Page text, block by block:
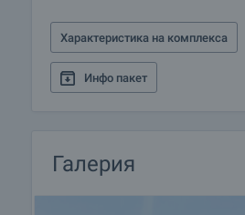
медицинско и автомобилно
строителни и ремонтни
юридически и счетоводни
Характеристика на комплекса
Инфо пакет
Галерия